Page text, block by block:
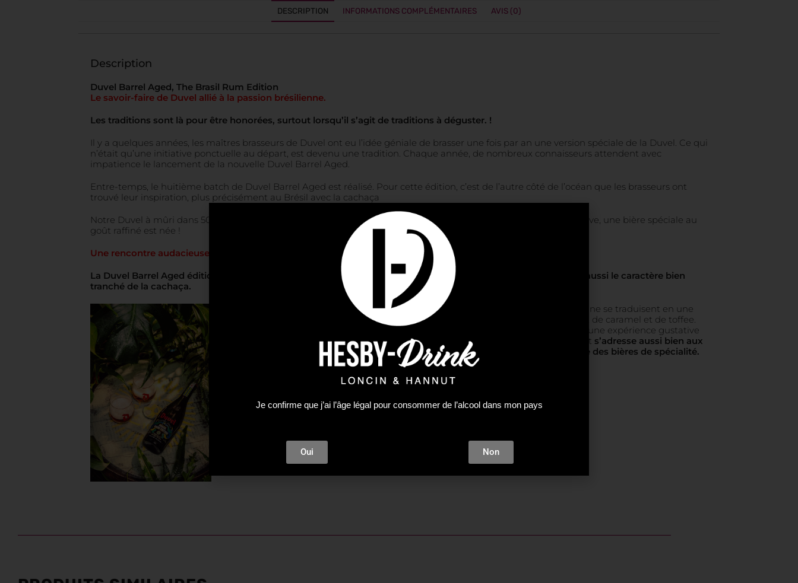
DESCRIPTION INFORMATIONS COMPLÉMENTAIRES AVIS (0)
Description
Duvel Barrel Aged, The Brasil Rum Edition
Le savoir-faire de Duvel allié à la passion brésilienne.
Les traditions sont là pour être honorées, surtout lorsqu’il s’agit de traditions à déguster. !
Il y a quelques années, les maîtres brasseurs de Duvel ont eu l’idée géniale de brasser une fois par an une version spéciale de la Duvel. Ce qui
n’était qu’une initiative ponctuelle au départ, est devenu une tradition. Chaque année, de nombreux connaisseurs attendent avec
impatience le lancement de la nouvelle Duvel Barrel Aged.
Entre-temps, le huitième batch de Duvel Barrel Aged est réalisé. Pour cette édition, c’est de l’autre côté de l’océan que les brasseurs ont
trouvé leur inspiration, plus précisément au Brésil avec la cachaça
Notre Duvel à mûri dans 500 fûts de rhum Cachaca sélectionnés avec soin. Après huit mois de maturation intensive, une bière spéciale au
goût raffiné est née !
Une rencontre audacieuse entre deux mondes
La Duvel Barrel Aged édition rhum brésilien vous dévoile non seulement toute la finesse propre à Duvel, mais aussi le caractère bien
tranché de la cachaça.
La riche tradition brassicole belgeet les arômes exotiques de la cachaça
brésilienne se traduisent en une
palette gustative fruitée et tropicale aux arômes mûrs de vanille, de clou de girofle, de caramel et de toffee.
En plus, la sensation veloutée en bouche de la guimauve, offrant à chaque gorgée une expérience gustative
encore plus harmonieuse. La Duvel Barrel Aged 2023 est complexe et séduisante et s’adresse aussi bien aux
amateurs de bière bien aux connaisseurs qu’aux nouveaux venus dans le monde des bières de spécialité.
Je confirme que j’ai l’âge légal pour consommer de l’alcool dans mon pays
Oui Non